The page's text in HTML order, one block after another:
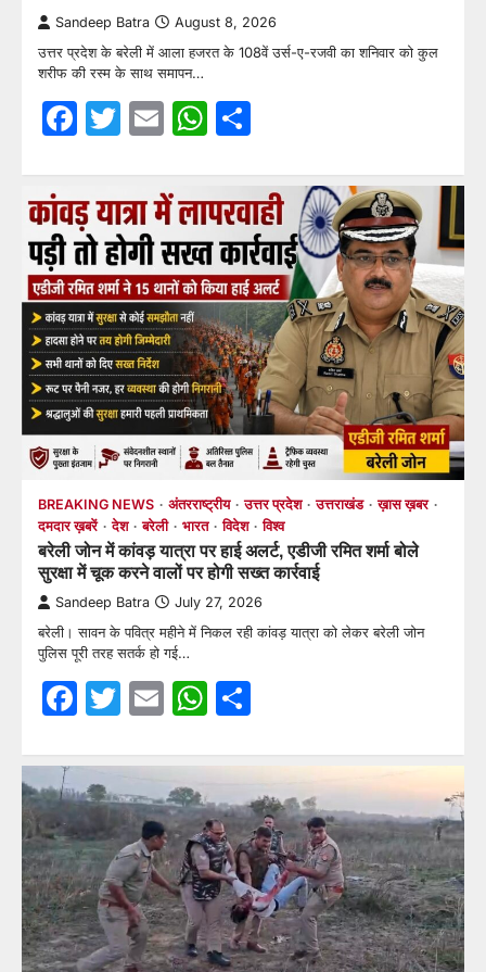
Sandeep Batra August 8, 2026
उत्तर प्रदेश के बरेली में आला हजरत के 108वें उर्स-ए-रजवी का शनिवार को कुल
शरीफ की रस्म के साथ समापन…
Facebook
Twitter
EmailWhatsApp
BREAKING NEWS अंतरराष्ट्रीय उत्तर प्रदेश उत्तराखंड
ख़ास ख़बर
दमदार ख़बरें
देश बरेली भारत विदेश विश्व
बरेली जोन में कांवड़ यात्रा पर हाई अलर्ट, एडीजी रमित शर्मा बोले
सुरक्षा में चूक करने वालों पर होगी सख्त कार्रवाई
Sandeep Batra July 27, 2026
बरेली। सावन के पवित्र महीने में निकल रही कांवड़ यात्रा को लेकर बरेली जोन
पुलिस पूरी तरह सतर्क हो गई…
Facebook
Twitter
EmailWhatsApp